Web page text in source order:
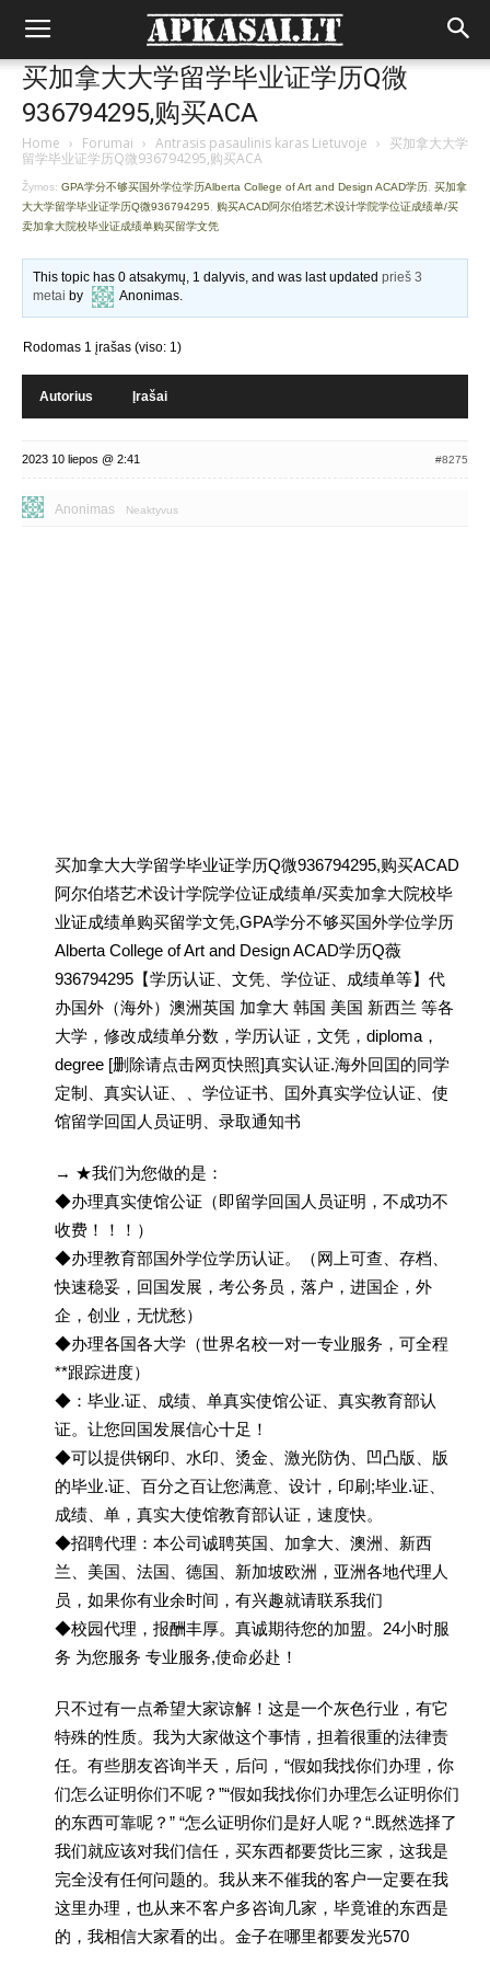
买加拿大大学留学毕业证学历Q微
936794295,购买ACA
Home › Forumai › Antrasis pasaulinis karas Lietuvoje › 买加拿大大学
留学毕业证学历Q微936794295,购买ACA
Žymos: GPA学分不够买国外学位学历Alberta College of Art and Design ACAD学历 买加拿
大大学留学毕业证学历Q微936794295
购买ACAD阿尔伯塔艺术设计学院学位证成绩单/买
卖加拿大院校毕业证成绩单购买留学文凭
This topic has 0 atsakymų, 1 dalyvis, and was last updatedprieš 3
metai by Anonimas.
Rodomas 1 įrašas (viso: 1)
Autorius Įrašai
2023 10 liepos @ 2:41 #8275
Anonimas Neaktyvus
买加拿大大学留学毕业证学历Q微936794295,购买ACAD
阿尔伯塔艺术设计学院学位证成绩单/买卖加拿大院校毕
业证成绩单购买留学文凭,GPA学分不够买国外学位学历
Alberta College of Art and Design ACAD学历Q薇
936794295【学历认证、文凭、学位证、成绩单等】代
办国外（海外）澳洲英国 加拿大 韩国 美国 新西兰 等各
大学，修改成绩单分数，学历认证，文凭，diploma，
degree [删除请点击网页快照]真实认证.海外回囯的同学
定制、真实认证、、学位证书、囯外真实学位认证、使
馆留学回囯人员证明、录取通知书
→ ★我们为您做的是：
◆办理真实使馆公证（即留学回国人员证明，不成功不
收费！！！）
◆办理教育部国外学位学历认证。（网上可查、存档、
快速稳妥，回国发展，考公务员，落户，进国企，外
企，创业，无忧愁）
◆办理各国各大学（世界名校一对一专业服务，可全程
**跟踪进度）
◆：毕业.证、成绩、单真实使馆公证、真实教育部认
证。让您回国发展信心十足！
◆可以提供钢印、水印、烫金、激光防伪、凹凸版、版
的毕业.证、百分之百让您满意、设计，印刷;毕业.证、
成绩、单，真实大使馆教育部认证，速度快。
◆招聘代理：本公司诚聘英国、加拿大、澳洲、新西
兰、美国、法国、德国、新加坡欧洲，亚洲各地代理人
员，如果你有业余时间，有兴趣就请联系我们
◆校园代理，报酬丰厚。真诚期待您的加盟。24小时服
务 为您服务 专业服务,使命必赴！
只不过有一点希望大家谅解！这是一个灰色行业，有它
特殊的性质。我为大家做这个事情，担着很重的法律责
任。有些朋友咨询半天，后问，“假如我找你们办理，你
们怎么证明你们不呢？”“假如我找你们办理怎么证明你们
的东西可靠呢？” “怎么证明你们是好人呢？“.既然选择了
我们就应该对我们信任，买东西都要货比三家，这我是
完全没有任何问题的。我从来不催我的客户一定要在我
这里办理，也从来不客户多咨询几家，毕竟谁的东西是
的，我相信大家看的出。金子在哪里都要发光570